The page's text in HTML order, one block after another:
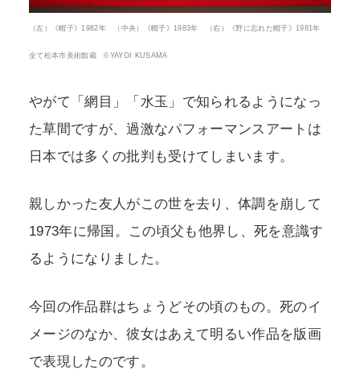
（左）《帽子》1982年 （中央）《帽子》1983年 （右）《野に忘れた帽子》1981年
全て松本市美術館蔵 ©YAYOI KUSAMA
やがて「網目」「水玉」で知られるようになっ
た草間ですが、過激なパフォーマンスアートは
日本では多くの批判も受けてしまいます。
親しかった友人がこの世を去り、体調を崩して
1973年に帰国。この頃父も他界し、死を意識す
るようになりました。
今回の作品群はちょうどその頃のもの。死のイ
メージのなか、彼女はあえて明るい作品を版画
で表現したのです。